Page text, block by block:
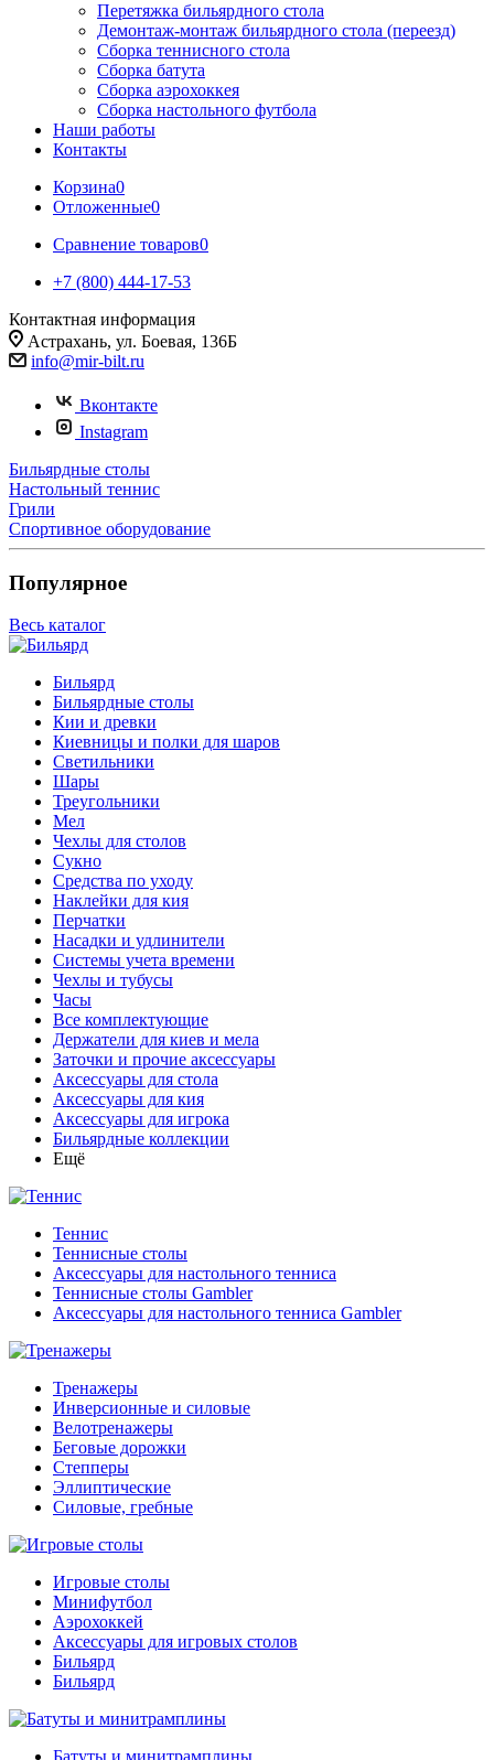
Перетяжка бильярдного стола
Демонтаж-монтаж бильярдного стола (переезд)
Сборка теннисного стола
Сборка батута
Сборка аэрохоккея
Сборка настольного футбола
Наши работы
Контакты
Корзина0
Отложенные0
Сравнение товаров0
+7 (800) 444-17-53
Контактная информация
Астрахань, ул. Боевая, 136Б
info@mir-bilt.ru
Вконтакте
Instagram
Бильярдные столы
Настольный теннис
Грили
Спортивное оборудование
Популярное
Весь каталог
Бильярд
Бильярдные столы
Кии и древки
Киевницы и полки для шаров
Светильники
Шары
Треугольники
Мел
Чехлы для столов
Сукно
Средства по уходу
Наклейки для кия
Перчатки
Насадки и удлинители
Системы учета времени
Чехлы и тубусы
Часы
Все комплектующие
Держатели для киев и мела
Заточки и прочие аксессуары
Аксессуары для стола
Аксессуары для кия
Аксессуары для игрока
Бильярдные коллекции
Ещё
Теннис
Теннисные столы
Аксессуары для настольного тенниса
Теннисные столы Gambler
Аксессуары для настольного тенниса Gambler
Тренажеры
Инверсионные и силовые
Велотренажеры
Беговые дорожки
Степперы
Эллиптические
Силовые, гребные
Игровые столы
Минифутбол
Аэрохоккей
Аксессуары для игровых столов
Бильяpд
Бильяpд